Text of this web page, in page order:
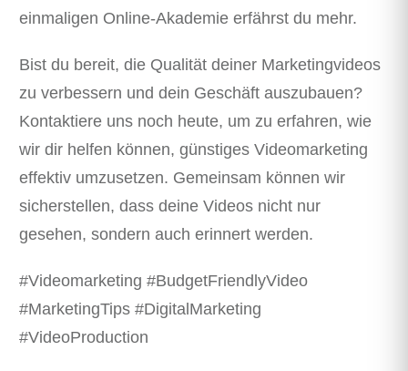
einmaligen Online-Akademie erfährst du mehr.
Bist du bereit, die Qualität deiner Marketingvideos
zu verbessern und dein Geschäft auszubauen?
Kontaktiere uns noch heute, um zu erfahren, wie
wir dir helfen können, günstiges Videomarketing
effektiv umzusetzen. Gemeinsam können wir
sicherstellen, dass deine Videos nicht nur
gesehen, sondern auch erinnert werden.
#Videomarketing #BudgetFriendlyVideo
#MarketingTips #DigitalMarketing
#VideoProduction